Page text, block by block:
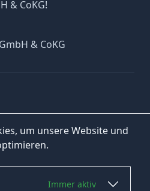
um unsere Website und
Immer aktiv
& CoKG!
& CoKG